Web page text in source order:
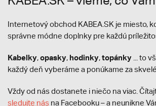
Internetový obchod KABEA.SK je miesto,
správne módne doplnky pre každú
Kabelky,opasky, hodinky,topánky ... to
každý deň vyberáme a ponúkame za
Vždy od nás dostanete i niečo na viac.
sledujte nás na Facebooku – a neunikne